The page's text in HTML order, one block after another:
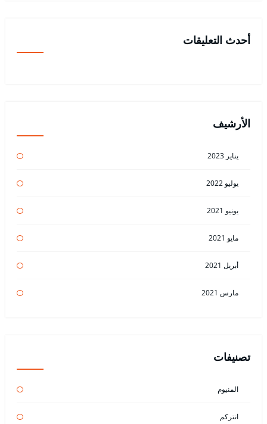
أحدث التعليقات
الأرشيف
يناير 2023
يوليو 2022
يونيو 2021
مايو 2021
أبريل 2021
مارس 2021
تصنيفات
المنيوم
انتركم